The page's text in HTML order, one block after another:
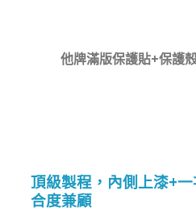
他牌滿版保護貼+保護
頂級製程，內側上漆+
合度兼顧